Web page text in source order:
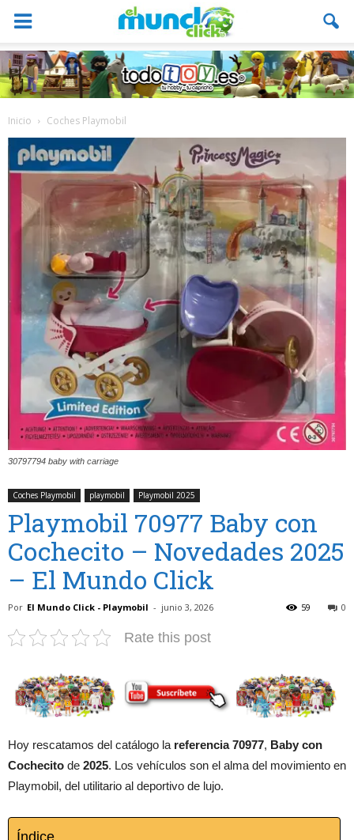
Inicio Coches Playmobil
30797794 baby with carriage
Coches Playmobil playmobil Playmobil 2025
Playmobil 70977 Baby con
Cochecito – Novedades 2025
– El Mundo Click
Por El Mundo Click - Playmobil - junio 3, 2026 0
59
Rate this post
Hoy rescatamos del catálogo la referencia 70977, Baby con
Cochecito de 2025. Los vehículos son el alma del movimiento en
Playmobil, del utilitario al deportivo de lujo.